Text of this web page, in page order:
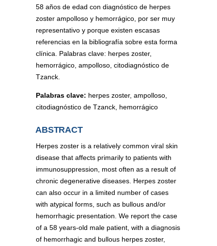
58 años de edad con diagnóstico de herpes
zoster ampolloso y hemorrágico, por ser muy
representativo y porque existen escasas
referencias en la bibliografía sobre esta forma
clínica. Palabras clave: herpes zoster,
hemorrágico, ampolloso, citodiagnóstico de
Tzanck.
Palabras clave: herpes zoster, ampolloso,
citodiagnóstico de Tzanck, hemorrágico
ABSTRACT
Herpes zoster is a relatively common viral skin
disease that affects primarily to patients with
immunosuppression, most often as a result of
chronic degenerative diseases. Herpes zoster
can also occur in a limited number of cases
with atypical forms, such as bullous and/or
hemorrhagic presentation. We report the case
of a 58 years-old male patient, with a diagnosis
of hemorrhagic and bullous herpes zoster,